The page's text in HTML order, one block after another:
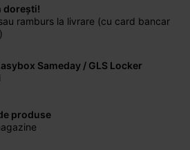
dorești!
ramburs la livrare (cu card bancar
Sameday / GLS Locker
produse